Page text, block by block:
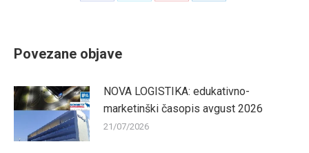
Povezane objave
NOVA LOGISTIKA: edukativno-
marketinški časopis avgust 2026
21/07/2026